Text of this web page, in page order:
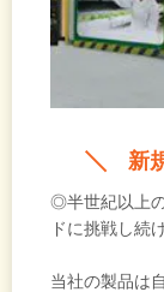
新
◎半世紀以上
ドに挑戦し続
当社の製品は